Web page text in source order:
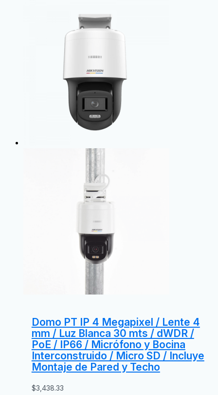
Domo PT IP 4 Megapixel / Lente 4
mm / Luz Blanca 30 mts / dWDR /
PoE / IP66 / Micrófono y Bocina
Interconstruido / Micro SD / Incluye
Montaje de Pared y Techo
$3,438.33